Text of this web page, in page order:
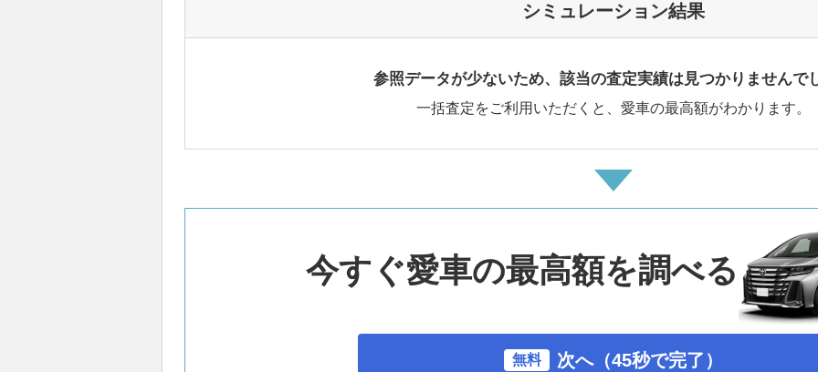
シミュレーション結果
参照データが少ないため、該当の査定実績は見つかりませんで
一括査定をご利用いただくと、愛車の最高額がわかります。
今すぐ愛車の最高額を調べる
無料 次へ（45秒で完了）